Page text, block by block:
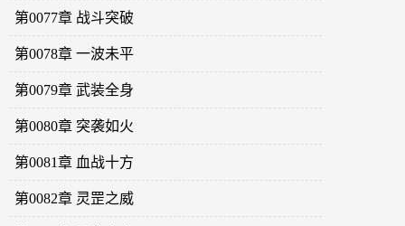
第0077章 战斗突破
第0078章 一波未平
第0079章 武装全身
第0080章 突袭如火
第0081章 血战十方
第0082章 灵罡之威